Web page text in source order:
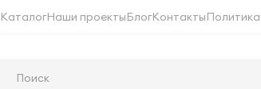
КаталогНаши проектыБлогКонтакты